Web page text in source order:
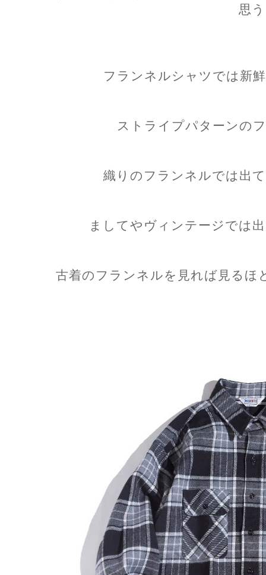
思う
フランネルシャツでは新
ストライプパターンの
織りのフランネルでは出
ましてやヴィンテージでは
古着のフランネルを見れば見るほ